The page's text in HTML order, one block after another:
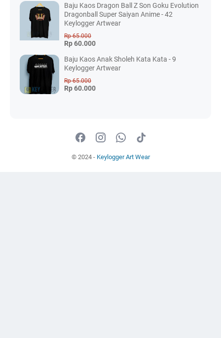
Baju Kaos Dragon Ball Z Son Goku Evolution
Dragonball Super Saiyan Anime - 42
Keylogger Artwear
Rp 65.000
Rp 60.000
Baju Kaos Anak Sholeh Kata Kata - 9
Keylogger Artwear
Rp 65.000
Rp 60.000
© 2024 - Keylogger Art Wear